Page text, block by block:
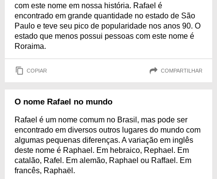
com este nome em nossa história. Rafael é
encontrado em grande quantidade no estado de São
Paulo e teve seu pico de popularidade nos anos 90. O
estado que menos possui pessoas com este nome é
Roraima.
COPIAR COMPARTILHAR
O nome Rafael no mundo
Rafael é um nome comum no Brasil, mas pode ser
encontrado em diversos outros lugares do mundo com
algumas pequenas diferenças. A variação em inglês
deste nome é Raphael. Em hebraico, Rephael. Em
catalão, Rafel. Em alemão, Raphael ou Raffael. Em
francês, Raphaël.